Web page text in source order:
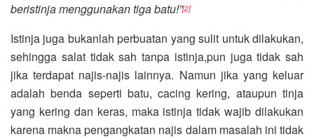
beristinja menggunakan tiga batu!”[2]
Istinja juga bukanlah perbuatan yang sulit untuk dilakukan,
sehingga salat tidak sah tanpa istinja,pun juga tidak sah
jika terdapat najis-najis lainnya. Namun jika yang keluar
adalah benda seperti batu, cacing kering, ataupun tinja
yang kering dan keras, maka istinja tidak wajib dilakukan
karena makna pengangkatan najis dalam masalah ini tidak